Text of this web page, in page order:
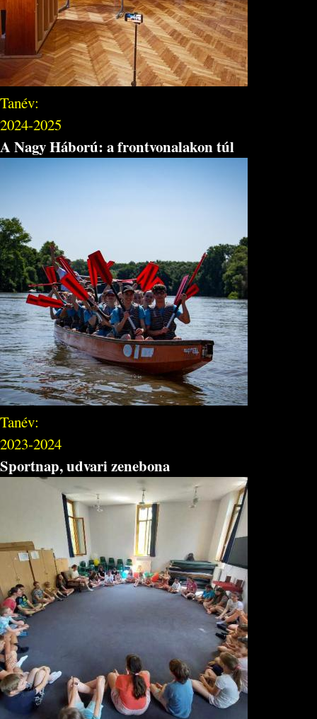
Tanév:
2024-2025
A Nagy Háború: a frontvonalakon túl
Tanév:
2023-2024
Sportnap, udvari zenebona